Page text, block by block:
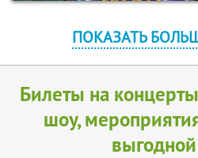
ПОКАЗАТЬ
Билеты на
шоу,